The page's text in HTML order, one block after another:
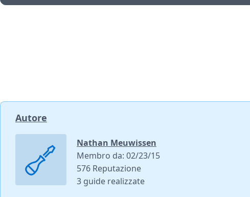
Autore
Nathan Meuwissen
Membro da: 02/23/15
576 Reputazione
3 guide realizzate